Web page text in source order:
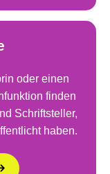
oder einen
finden
Schriftsteller,
haben.